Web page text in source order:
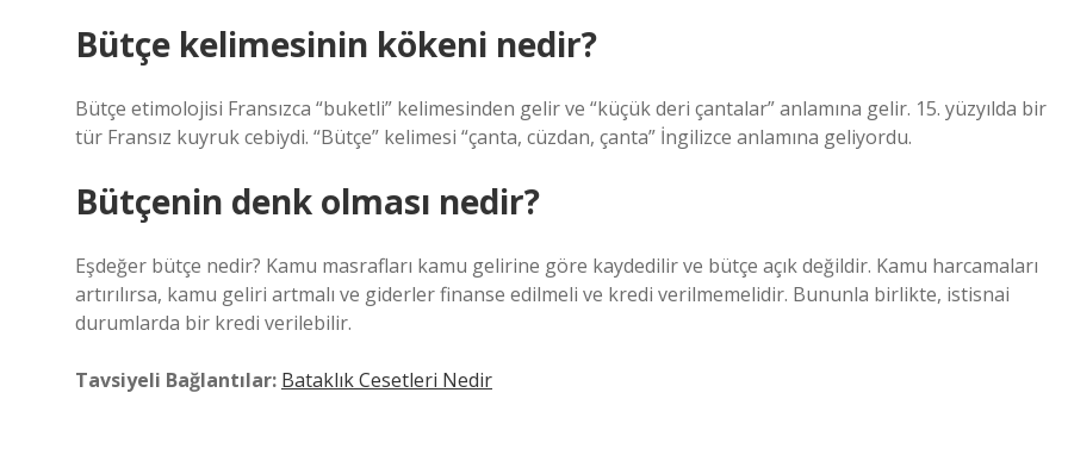
Bütçe kelimesinin kökeni nedir?
Bütçe etimolojisi Fransızca “buketli” kelimesinden gelir ve “küçük deri çantalar” anlamına gelir. 15. yüzyılda bir
tür Fransız kuyruk cebiydi. “Bütçe” kelimesi “çanta, cüzdan, çanta” İngilizce anlamına geliyordu.
Bütçenin denk olması nedir?
Eşdeğer bütçe nedir? Kamu masrafları kamu gelirine göre kaydedilir ve bütçe açık değildir. Kamu harcamaları
artırılırsa, kamu geliri artmalı ve giderler finanse edilmeli ve kredi verilmemelidir. Bununla birlikte, istisnai
durumlarda bir kredi verilebilir.
Tavsiyeli Bağlantılar: Bataklık Cesetleri Nedir